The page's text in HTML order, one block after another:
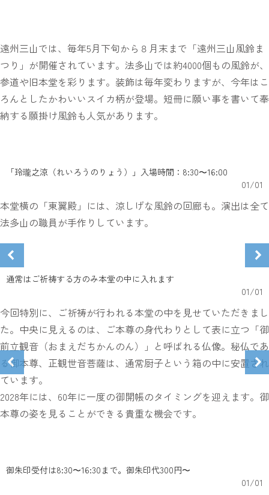
遠州三山では、毎年5月下旬から８月末まで「遠州三山風鈴ま
つり」が開催されています。法多山では約4000個もの風鈴が、
参道や旧本堂を彩ります。装飾は毎年変わりますが、今年はこ
ろんとしたかわいいスイカ柄が登場。短冊に願い事を書いて奉
納する願掛け風鈴も人気があります。
「玲瓏之涼（れいろうのりょう）」入場時間：8:30〜16:00
01/01
本堂横の「東翼殿」には、涼しげな風鈴の回廊も。演出は全て
法多山の職員が手作りしています。
通常はご祈祷する方のみ本堂の中に入れます
01/01
今回特別に、ご祈祷が行われる本堂の中を見せていただきまし
た。中央に見えるのは、ご本尊の身代わりとして表に立つ「御
前立観音（おまえだちかんのん）」と呼ばれる仏像。秘仏であ
る御本尊、正観世音菩薩は、通常厨子という箱の中に安置され
ています。
2028年には、60年に一度の御開帳のタイミングを迎えます。御
本尊の姿を見ることができる貴重な機会です。
御朱印受付は8:30〜16:30まで。御朱印代300円〜
01/01